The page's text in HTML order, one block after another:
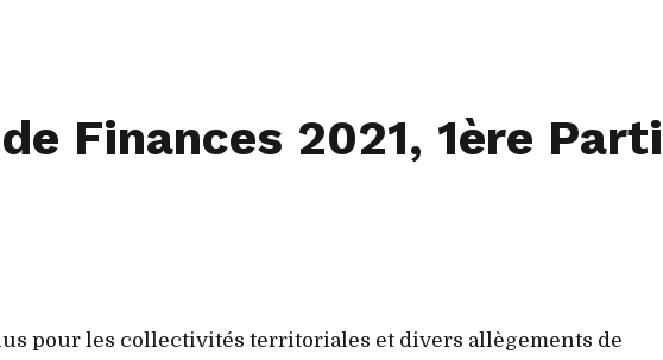
Finances 2021, 1ère
pour les collectivités territoriales et divers allègements de